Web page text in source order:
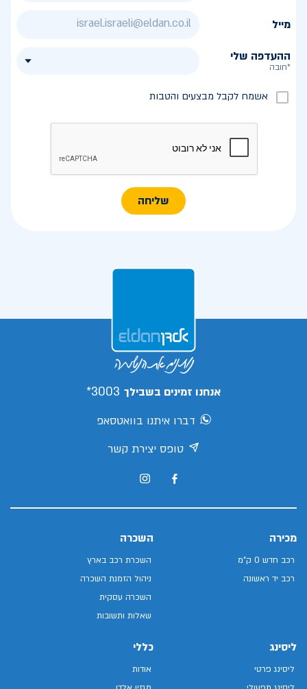
מייל
ההעדפה שלי
*חובה
אשמח לקבל מבצעים והטבות
שליחה
אנחנו זמינים בשבילך 3003*
דברו איתנו בוואטסאפ
טופס יצירת קשר
מכירה
רכב חדש 0 ק"מ
רכב יד ראשונה
השכרה
השכרת רכב בארץ
ניהול הזמנת השכרה
השכרה עסקית
שאלות ותשובות
ליסינג
ליסינג פרטי
כללי
אודות